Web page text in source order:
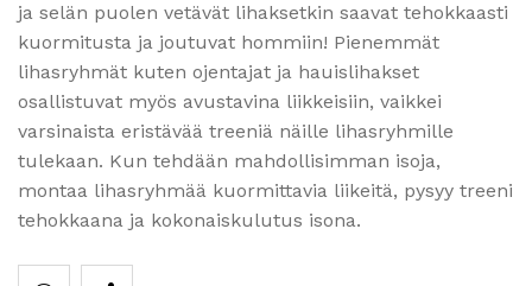
ja selän puolen vetävät lihaksetkin saavat tehokkaasti
kuormitusta ja joutuvat hommiin! Pienemmät
lihasryhmät kuten ojentajat ja hauislihakset
osallistuvat myös avustavina liikkeisiin, vaikkei
varsinaista eristävää treeniä näille lihasryhmille
tulekaan. Kun tehdään mahdollisimman isoja,
montaa lihasryhmää kuormittavia liikeitä, pysyy treeni
tehokkaana ja kokonaiskulutus isona.